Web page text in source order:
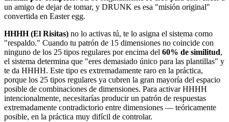
un amigo de dejar de tomar, y DRUNK es esa "misión original"
convertida en Easter egg.
HHHH (El Risitas) no lo activas tú, te lo asigna el sistema como
"respaldo." Cuando tu patrón de 15 dimensiones no coincide con
ninguno de los 25 tipos regulares por encima del 60% de similitud,
el sistema determina que "eres demasiado único para las plantillas" y
te da HHHH. Este tipo es extremadamente raro en la práctica,
porque los 25 tipos regulares ya cubren la gran mayoría del espacio
posible de combinaciones de dimensiones. Para activar HHHH
intencionalmente, necesitarías producir un patrón de respuestas
extremadamente contradictorio entre dimensiones — teóricamente
posible, en la práctica muy difícil de controlar.